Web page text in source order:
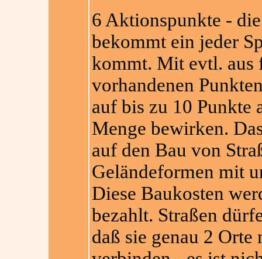
6 Aktionspunkte -
bekommt ein jeder
kommt. Mit evtl. aus
vorhandenen
auf bis zu 10 Punkte
Menge bewirken.
auf den Bau von
Geländeformen mit
Diese Baukosten
bezahlt. Straßen
daß sie genau 2 Orte